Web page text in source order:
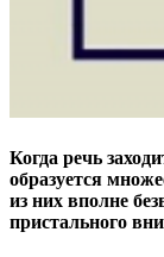
Когда речь
образуется
из них вполне
пристального